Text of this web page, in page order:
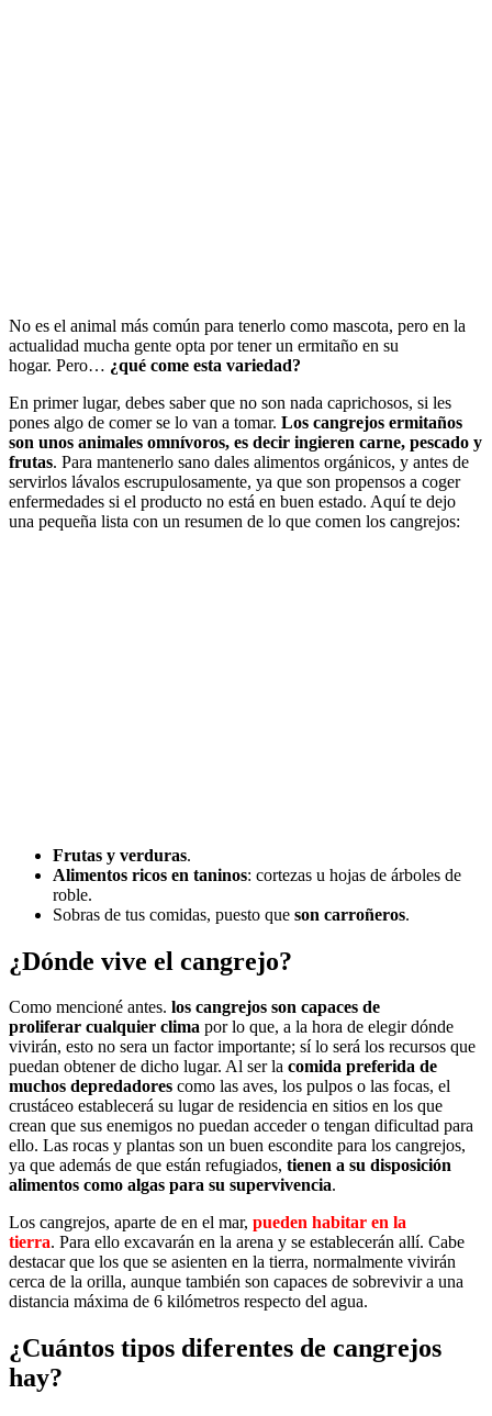
No es el animal más común para tenerlo como mascota, pero en la
actualidad mucha gente opta por tener un ermitaño en su
hogar. Pero… ¿qué come esta variedad?
En primer lugar, debes saber que no son nada caprichosos, si les
pones algo de comer se lo van a tomar. Los cangrejos ermitaños
son unos animales omnívoros, es decir ingieren carne, pescado y
frutas. Para mantenerlo sano dales alimentos orgánicos, y antes de
servirlos lávalos escrupulosamente, ya que son propensos a coger
enfermedades si el producto no está en buen estado. Aquí te dejo
una pequeña lista con un resumen de lo que comen los cangrejos:
Frutas y verduras.
Alimentos ricos en taninos: cortezas u hojas de árboles de
roble.
Sobras de tus comidas, puesto que son carroñeros.
¿Dónde vive el cangrejo?
Como mencioné antes. los cangrejos son capaces de
proliferar cualquier clima por lo que, a la hora de elegir dónde
vivirán, esto no sera un factor importante; sí lo será los recursos que
puedan obtener de dicho lugar. Al ser la comida preferida de
muchos depredadores como las aves, los pulpos o las focas, el
crustáceo establecerá su lugar de residencia en sitios en los que
crean que sus enemigos no puedan acceder o tengan dificultad para
ello. Las rocas y plantas son un buen escondite para los cangrejos,
ya que además de que están refugiados, tienen a su disposición
alimentos como algas para su supervivencia.
Los cangrejos, aparte de en el mar, pueden habitar en la
tierra. Para ello excavarán en la arena y se establecerán allí. Cabe
destacar que los que se asienten en la tierra, normalmente vivirán
cerca de la orilla, aunque también son capaces de sobrevivir a una
distancia máxima de 6 kilómetros respecto del agua.
¿Cuántos tipos diferentes de cangrejos
hay?